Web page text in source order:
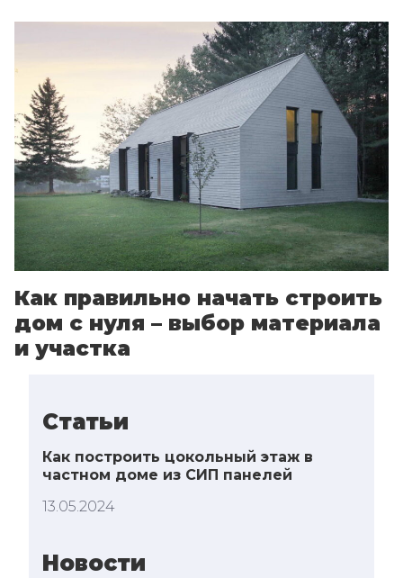
Как правильно начать строить
дом с нуля – выбор материала
и участка
Статьи
Как построить цокольный этаж в
частном доме из СИП панелей
13.05.2024
Новости